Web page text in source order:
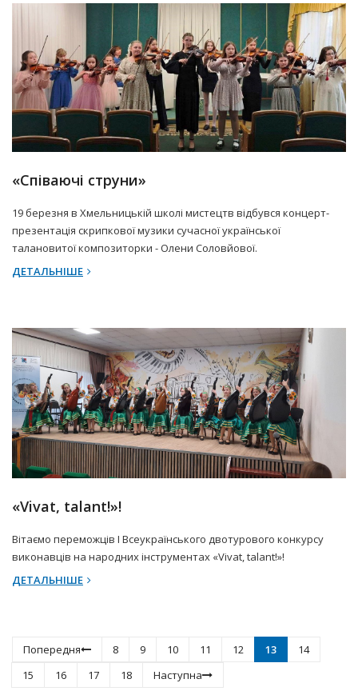
20 Березня 2025 р. Прес-центр
«Співаючі струни»
19 березня в Хмельницькій школі мистецтв відбувся концерт-
презентація скрипкової музики сучасної української
талановитої композиторки - Олени Соловйової.
ДЕТАЛЬНІШЕ
20 Березня 2025 р. Прес-центр
«Vivat, talant!»!
Вітаємо переможців І Всеукраїнського двотурового конкурсу
виконавців на народних інструментах «Vivat, talant!»!
ДЕТАЛЬНІШЕ
Попередня 8 9 10 11 12 13
14
15
16 17 18 Наступна